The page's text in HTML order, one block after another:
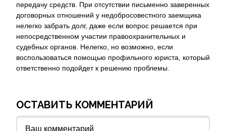
передачу средств. При отсутствии письменно заверенных
договорных отношений у недобросовестного заемщика
нелегко забрать долг, даже если вопрос решается при
непосредственном участии правоохранительных и
судебных органов. Нелегко, но возможно, если
воспользоваться помощью профильного юриста, который
ответственно подойдет к решению проблемы.
ОСТАВИТЬ КОММЕНТАРИЙ